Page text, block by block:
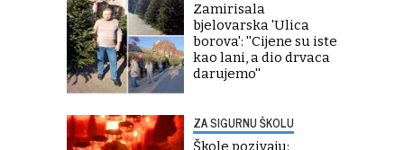
Zamirisala
bjelovarska 'Ulica
borova': ''Cijene su iste
kao lani, a dio drvaca
darujemo''
ZA SIGURNU ŠKOLU
Škole pozivaju: